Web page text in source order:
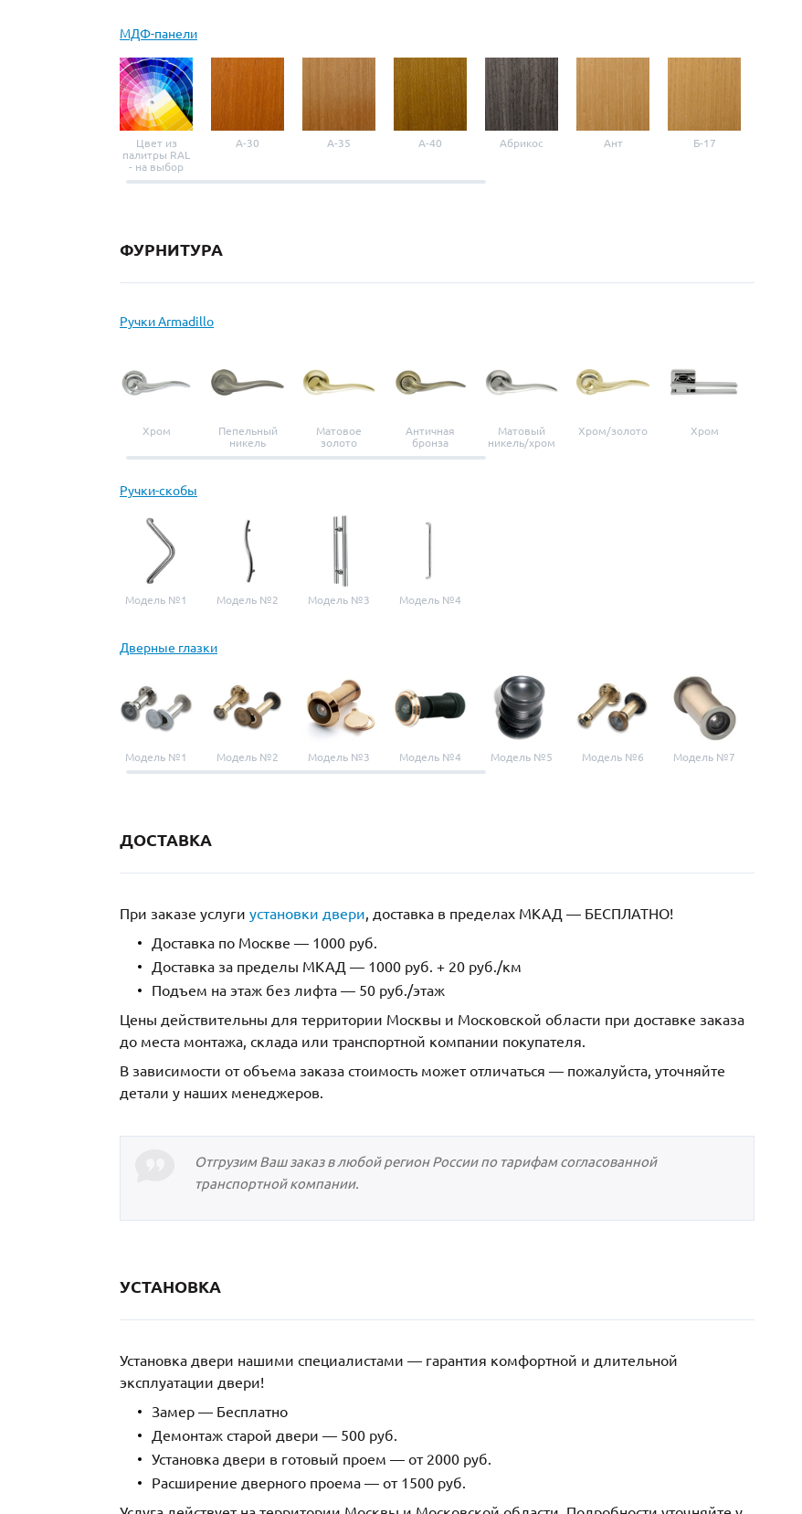
МДФ-панели
Цвет из
палитры RAL
- на выбор
A-30 A-35 A-40 Абрикос Ант Б-17
ФУРНИТУРА
Ручки Armadillo
Хром
Пепельный
никель
Матовое
золото
Античная
бронза
Матовый
никель/хром
Хром/золото Хром
Ручки-скобы
Модель №1 Модель №2 Модель №3 Модель №4
Дверные глазки
Модель №1 Модель №2 Модель №3 Модель №4 Модель №5 Модель №6 Модель №7
ДОСТАВКА
При заказе услуги установки двери, доставка в пределах МКАД — БЕСПЛАТНО!
Доставка по Москве — 1000 руб.
Доставка за пределы МКАД — 1000 руб. + 20 руб./км
Подъем на этаж без лифта — 50 руб./этаж
Цены действительны для территории Москвы и Московской области при доставке заказа
до места монтажа, склада или транспортной компании покупателя.
В зависимости от объема заказа стоимость может отличаться — пожалуйста, уточняйте
детали у наших менеджеров.
Отгрузим Ваш заказ в любой регион России по тарифам согласованной
транспортной компании.
УСТАНОВКА
Установка двери нашими специалистами — гарантия комфортной и длительной
эксплуатации двери!
Замер — Бесплатно
Демонтаж старой двери — 500 руб.
Установка двери в готовый проем — от 2000 руб.
Расширение дверного проема — от 1500 руб.